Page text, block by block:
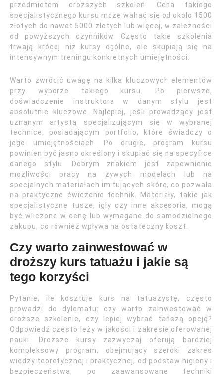
przedmiotem droższych szkoleń. Cena takiego
specjalistycznego kursu może wahać się od około 1500
złotych do nawet 5000 złotych lub więcej, w zależności
od powyższych czynników. Często takie szkolenia
trwają krócej niż kursy ogólne, ale skupiają się na
intensywnym treningu konkretnych umiejętności.
Warto zwrócić uwagę na kilka kluczowych elementów
przy wyborze takiego kursu. Po pierwsze,
doświadczenie instruktora w danym stylu jest
absolutnie kluczowe. Najlepiej, jeśli prowadzący jest
uznanym artystą specjalizującym się w wybranej
technice, posiadającym portfolio, które świadczy o
jego umiejętnościach. Po drugie, program kursu
powinien być jasno określony i skupiać się na specyfice
danego stylu. Dobrym znakiem jest zapewnienie
możliwości pracy na żywych modelach lub na
specjalnych materiałach imitujących skórę, co pozwala
na praktyczne ćwiczenie technik. Materiały, takie jak
specjalistyczne tusze, igły czy inne akcesoria, mogą
być wliczone w cenę lub wymagane do samodzielnego
zakupu, co również wpływa na ostateczny koszt.
Czy warto zainwestować w
droższy kurs tatuażu i jakie są
tego korzyści
Pytanie, ile kosztuje kurs na tatuażystę, często
prowadzi do dylematu: czy warto zainwestować w
droższe szkolenie, czy lepiej wybrać tańszą opcję?
Odpowiedź często leży w jakości i zakresie oferowanej
nauki. Droższe kursy zazwyczaj oferują bardziej
kompleksowy program, obejmujący szeroki zakres
wiedzy teoretycznej i praktycznej, od podstaw higieny i
bezpieczeństwa, po zaawansowane techniki